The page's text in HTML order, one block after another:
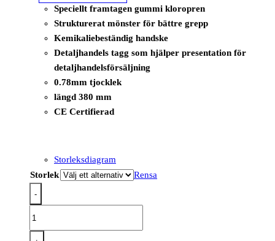
Speciellt framtagen gummi kloropren
Strukturerat mönster för bättre grepp
Kemikaliebeständig handske
Detaljhandels tagg som hjälper presentation för
detaljhandelsförsäljning
0.78mm tjocklek
längd 380 mm
CE Certifierad
Storleksdiagram
Storlek
Rensa
-